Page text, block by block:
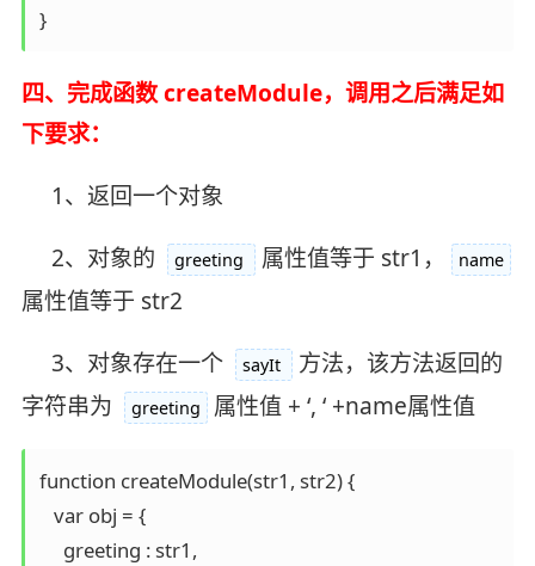
}
四、完成函数 createModule，调用之后满足如
下要求：
1、返回一个对象
2、对象的
greeting 属性值等于 str1， name
属性值等于 str2
3、对象存在一个
sayIt
方法，该方法返回的
字符串为
greeting 属性值 + ‘, ‘ +name属性值
function createModule(str1, str2) {
   var obj = {
     greeting : str1,